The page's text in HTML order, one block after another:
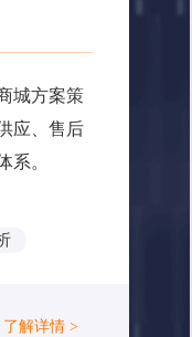
城方案策
应、售后
系。
了解详情 >